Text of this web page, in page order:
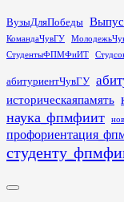
Перейти
к
содержимому
ВузыДляПобеды
КомандаЧувГУ
СтудентыФПМФиИТ
абитуриентЧувГУ
историческаяпамять
наука_фпмфиит
Основное